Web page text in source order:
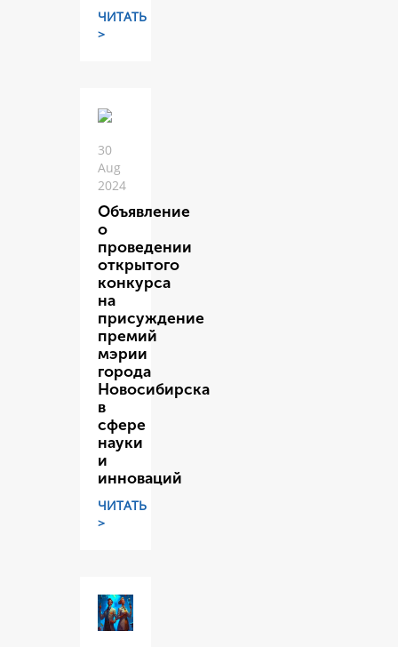
ЧИТАТЬ
>
30
Aug
2024
Объявление
о
проведении
открытого
конкурса
на
присуждение
премий
мэрии
города
Новосибирска
в
сфере
науки
и
инноваций
ЧИТАТЬ
>